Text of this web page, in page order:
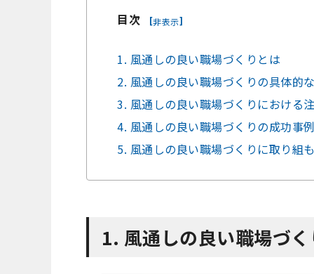
目次 [非表示]
1. 風通しの良い職場づくりとは
2. 風通しの良い職場づくりの具体的
3. 風通しの良い職場づくりにおける
4. 風通しの良い職場づくりの成功事
5. 風通しの良い職場づくりに取り組
1. 風通しの良い職場づ